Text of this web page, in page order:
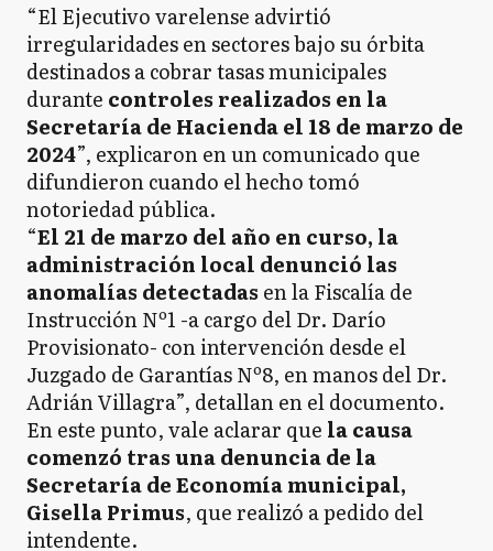
“El Ejecutivo varelense advirtió
irregularidades en sectores bajo su órbita
destinados a cobrar tasas municipales
durante controles realizados en la
Secretaría de Hacienda el 18 de marzo de
2024”, explicaron en un comunicado que
difundieron cuando el hecho tomó
notoriedad pública.
“El 21 de marzo del año en curso, la
administración local denunció las
anomalías detectadas en la Fiscalía de
Instrucción Nº1 -a cargo del Dr. Darío
Provisionato- con intervención desde el
Juzgado de Garantías Nº8, en manos del Dr.
Adrián Villagra”, detallan en el documento.
En este punto, vale aclarar que la causa
comenzó tras una denuncia de la
Secretaría de Economía municipal,
Gisella Primus, que realizó a pedido del
intendente.